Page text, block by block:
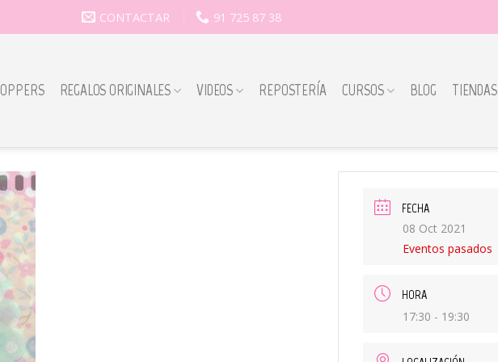
CONTACTAR 91 725 87 38
REGALOS ORIGINALES VIDEOS REPOSTERÍA CURSOS BLOG TIENDAS
FECHA
08 Oct 2021
Eventos pasados
HORA
17:30 - 19:30